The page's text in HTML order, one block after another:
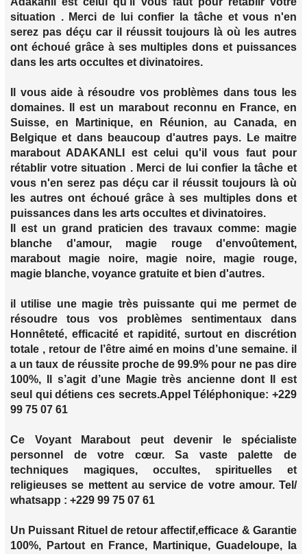
situation . Merci de lui confier la tâche et vous n'en
serez pas déçu car il réussit toujours là où les autres
ont échoué grâce à ses multiples dons et puissances
dans les arts occultes et divinatoires.
Il vous aide à résoudre vos problèmes dans tous les
domaines. Il est un marabout reconnu en France, en
Suisse, en Martinique, en Réunion, au Canada, en
Belgique et dans beaucoup d'autres pays. Le maitre
marabout ADAKANLI est celui qu'il vous faut pour
rétablir votre situation . Merci de lui confier la tâche et
vous n'en serez pas déçu car il réussit toujours là où
les autres ont échoué grâce à ses multiples dons et
puissances dans les arts occultes et divinatoires.
Il est un grand praticien des travaux comme: magie
blanche d'amour, magie rouge d'envoûtement,
marabout magie noire, magie noire, magie rouge,
magie blanche, voyance gratuite et bien d'autres.
il utilise une magie très puissante qui me permet de
résoudre tous vos problèmes sentimentaux dans
Honnêteté, efficacité et rapidité, surtout en discrétion
totale , retour de l’être aimé en moins d’une semaine. il
a un taux de réussite proche de 99.9% pour ne pas dire
100%, Il s’agit d’une Magie très ancienne dont Il est
seul qui détiens ces secrets.Appel Téléphonique: +229
99 75 07 61
Ce Voyant Marabout peut devenir le spécialiste
personnel de votre cœur. Sa vaste palette de
techniques magiques, occultes, spirituelles et
religieuses se mettent au service de votre amour. Tel/
whatsapp : +229 99 75 07 61
Un Puissant Rituel de retour affectif,efficace & Garantie
100%, Partout en France, Martinique, Guadeloupe, la